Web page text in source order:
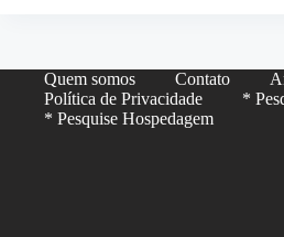
Quem somos Contato
Política de Privacidade
*
* Pesquise Hospedagem